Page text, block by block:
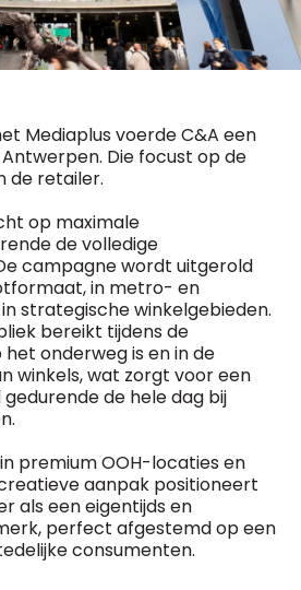
Mediaplus voerde C&A een
Die focust op de
de retailer.
op maximale
de volledige
campagne wordt uitgerold
in metro- en
strategische winkelgebieden.
bereikt tijdens de
onderweg is en in de
winkels, wat zorgt voor een
de hele dag bij
premium OOH-locaties en
aanpak positioneert
als een eigentijds en
perfect afgestemd op een
consumenten.
access
MM e - News
Research
MM Blue
MM Magazine
(digital)